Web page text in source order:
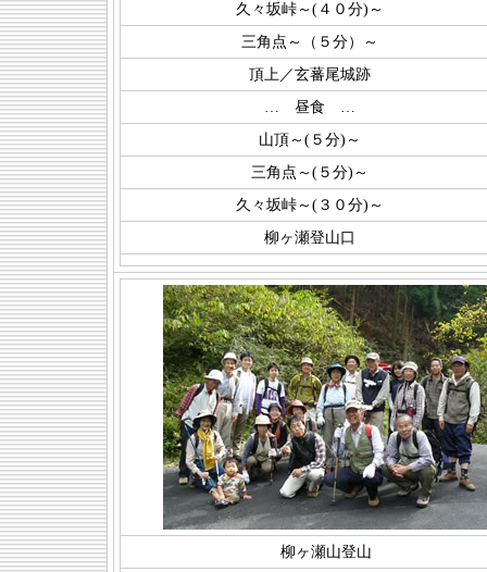
久々坂峠～(４０分)～
三角点～（５分）～
頂上／玄蕃尾城跡
… 昼食 …
山頂～(５分)～
三角点～(５分)～
久々坂峠～(３０分)～
柳ヶ瀬登山口
柳ヶ瀬山登山